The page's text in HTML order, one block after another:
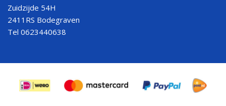
Zuidzijde 54H
2411RS Bodegraven
Tel 0623440638